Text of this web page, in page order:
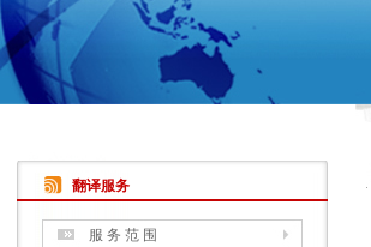
翻译服务
服 务 范 围